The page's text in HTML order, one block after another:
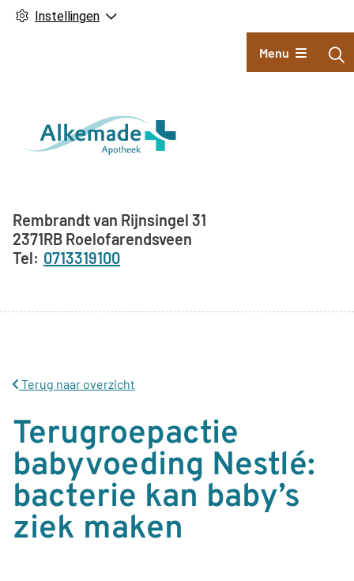
Instellingen
Hoofdmenu
Menu
Adresgegevens
Rembrandt van Rijnsingel 31
2371RB Roelofarendsveen
0713319100
Terug naar overzicht
Terugroepactie
babyvoeding Nestlé:
bacterie kan baby’s
ziek maken